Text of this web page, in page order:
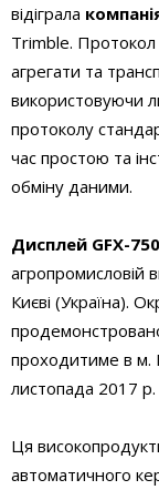
відіграла
Trimble. Протокол
агрегати та
використовуючи
протоколу
час простою та
обміну даними.
Дисплей GFX-750
агропромисловій
Києві (Україна).
проходитиме в м.
листопада 2017 р.
Ця
автоматичного